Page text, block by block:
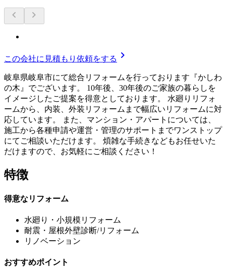
chevron_left chevron_right
この会社に見積もり依頼をする chevron_right
岐阜県岐阜市にて総合リフォームを行っております『かしわ
の木』でございます。 10年後、30年後のご家族の暮らしを
イメージしたご提案を得意としております。 水廻りリフォ
ームから、内装、外装リフォームまで幅広いリフォームに対
応しています。 また、マンション・アパートについては、
施工から各種申請や運営・管理のサポートまでワンストップ
にてご相談いただけます。 煩雑な手続きなどもお任せいた
だけますので、お気軽にご相談ください！
特徴
得意なリフォーム
水廻り・小規模リフォーム
耐震・屋根外壁診断/リフォーム
リノベーション
おすすめポイント